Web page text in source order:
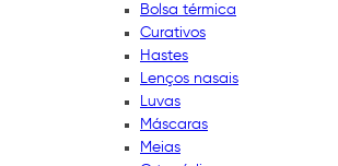
Bolsa térmica
Curativos
Hastes
Lenços nasais
Luvas
Máscaras
Meias